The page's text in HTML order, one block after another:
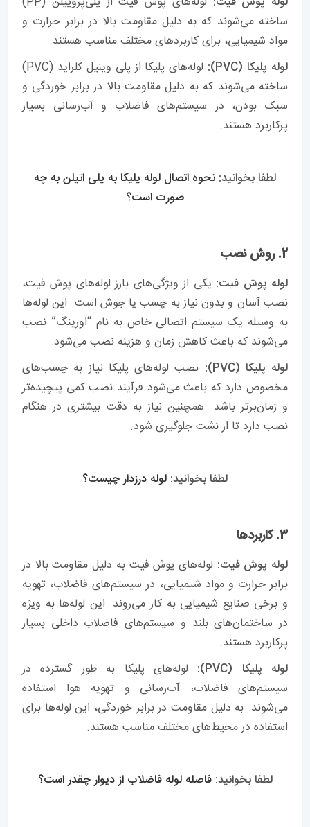
ساخته می‌شوند که به دلیل مقاومت بالا در برابر حرارت و
مواد شیمیایی، برای کاربردهای مختلف مناسب هستند.
لوله پلیکا (PVC):
لوله‌های پلیکا از پلی وینیل کلراید (PVC)
ساخته می‌شوند که به دلیل مقاومت بالا در برابر خوردگی و
سبک بودن، در سیستم‌های فاضلاب و آب‌رسانی بسیار
پرکاربرد هستند.
لطفا بخوانید: نحوه اتصال لوله پلیکا به پلی اتیلن به چه
صورت است؟
2. روش نصب
لوله پوش فیت: یکی از ویژگی‌های بارز لوله‌های پوش فیت،
نصب آسان و بدون نیاز به چسب یا جوش است. این لوله‌ها
به وسیله یک سیستم اتصالی خاص به نام “اورینگ” نصب
می‌شوند که باعث کاهش زمان و هزینه نصب می‌شود.
لوله پلیکا (PVC):
نصب لوله‌های پلیکا نیاز به چسب‌های
مخصوص دارد که باعث می‌شود فرآیند نصب کمی پیچیده‌تر
و زمان‌برتر باشد. همچنین نیاز به دقت بیشتری در هنگام
نصب دارد تا از نشت جلوگیری شود.
لطفا بخوانید: لوله درزدار چیست؟
3. کاربردها
لوله پوش فیت: لوله‌های پوش فیت به دلیل مقاومت بالا در
برابر حرارت و مواد شیمیایی، در سیستم‌های فاضلاب، تهویه
و برخی صنایع شیمیایی به کار می‌روند. این لوله‌ها به ویژه
در ساختمان‌های بلند و سیستم‌های فاضلاب داخلی بسیار
پرکاربرد هستند.
لوله پلیکا (PVC):
لوله‌های پلیکا به طور گسترده در
سیستم‌های فاضلاب، آب‌رسانی و تهویه هوا استفاده
می‌شوند. به دلیل مقاومت در برابر خوردگی، این لوله‌ها برای
استفاده در محیط‌های مختلف مناسب هستند.
لطفا بخوانید:فاصله لوله فاضلاب از دیوار چقدر است؟